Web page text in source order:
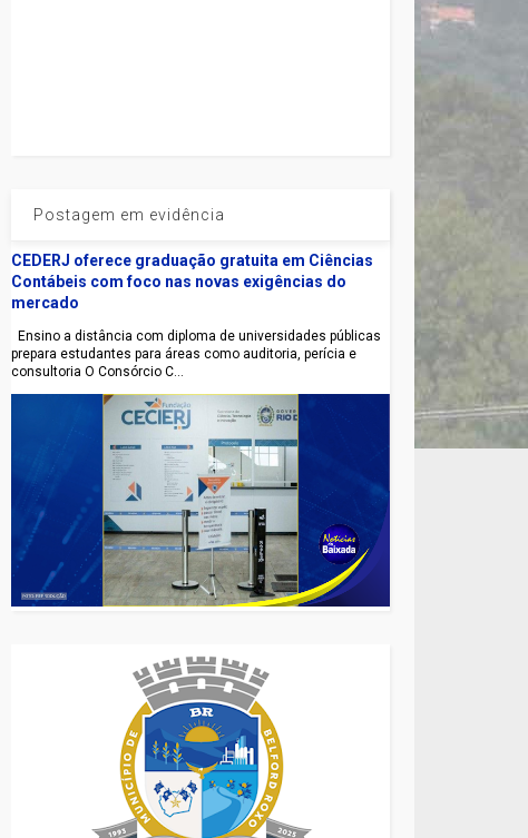
Postagem em evidência
CEDERJ oferece graduação gratuita em Ciências
Contábeis com foco nas novas exigências do
mercado
Ensino a distância com diploma de universidades públicas
prepara estudantes para áreas como auditoria, perícia e
consultoria O Consórcio C...